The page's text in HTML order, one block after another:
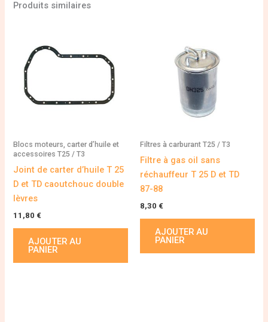
Produits similaires
Blocs moteurs, carter d’huile et
accessoires T25 / T3
Joint de carter d’huile T 25
D et TD caoutchouc double
lèvres
11,80 €
AJOUTER AU
PANIER
Filtres à carburant T25 / T3
Filtre à gas oil sans
réchauffeur T 25 D et TD
87-88
8,30 €
AJOUTER AU
PANIER